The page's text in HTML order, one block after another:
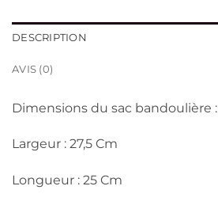
DESCRIPTION
AVIS (0)
Dimensions du sac bandoulière :
Largeur : 27,5 Cm
Longueur : 25 Cm